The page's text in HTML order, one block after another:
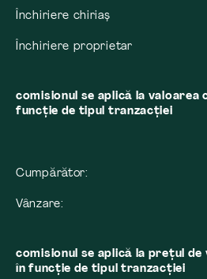
Închiriere chiriaș
Închiriere proprietar
comisionul se aplică la valoarea
funcție de tipul tranzacției
Cumpărător:
Vânzare:
comisionul se aplică la preţul de
în funcţie de tipul tranzacţiei